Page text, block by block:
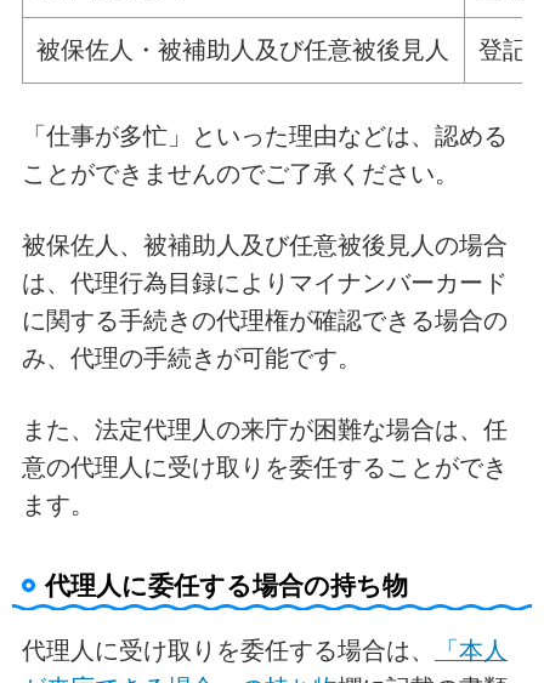
被保佐人・被補助人及び任意被後見人 登記
「仕事が多忙」といった理由などは、認める
ことができませんのでご了承ください。
被保佐人、被補助人及び任意被後見人の場合
は、代理行為目録によりマイナンバーカード
に関する手続きの代理権が確認できる場合の
み、代理の手続きが可能です。
また、法定代理人の来庁が困難な場合は、任
意の代理人に受け取りを委任することができ
ます。
代理人に委任する場合の持ち物
代理人に受け取りを委任する場合は、
「本人